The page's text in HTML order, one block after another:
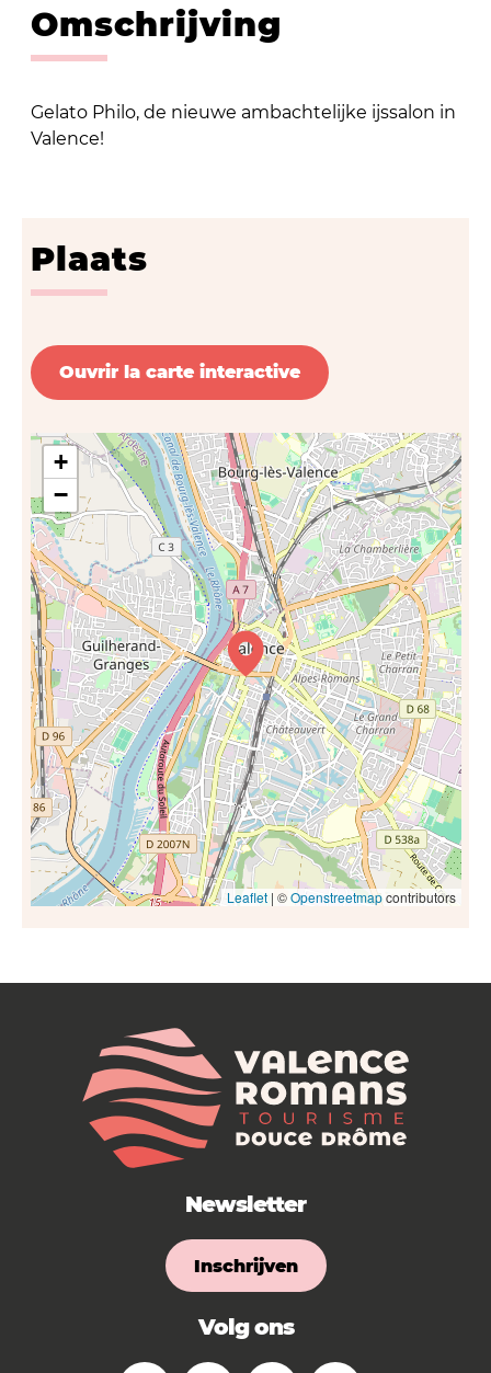
Omschrijving
Gelato Philo, de nieuwe ambachtelijke ijssalon in
Valence!
Plaats
Ouvrir la carte interactive
+
−
Leaflet| ©Openstreetmapcontributors
Newsletter
Inschrijven
Volg ons